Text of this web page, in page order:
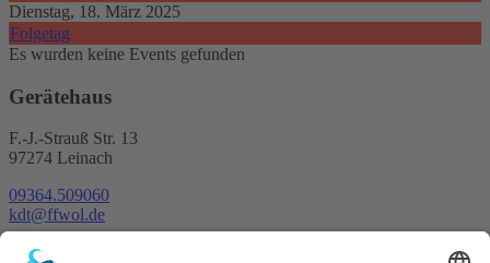
Dienstag, 18. März 2025
Folgetag
Es wurden keine Events gefunden
Gerätehaus
F.-J.-Strauß Str. 13
97274 Leinach
09364.509060
kdt@ffwol.de
Kartenansicht